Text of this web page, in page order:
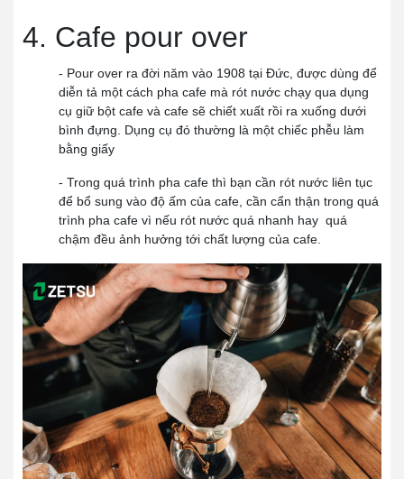
4. Cafe pour over
- Pour over ra đời năm vào 1908 tại Đức, được dùng để
diễn tả một cách pha cafe mà rót nước chạy qua dụng
cụ giữ bột cafe và cafe sẽ chiết xuất rồi ra xuống dưới
bình đựng. Dụng cụ đó thường là một chiếc phễu làm
bằng giấy
- Trong quá trình pha cafe thì bạn cần rót nước liên tục
để bổ sung vào độ ấm của cafe, cần cẩn thận trong quá
trình pha cafe vì nếu rót nước quá nhanh hay quá
chậm đều ảnh hưởng tới chất lượng của cafe.